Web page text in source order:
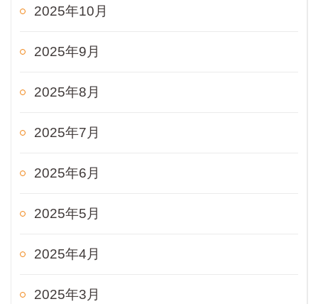
2025年10月
2025年9月
2025年8月
2025年7月
2025年6月
2025年5月
2025年4月
2025年3月